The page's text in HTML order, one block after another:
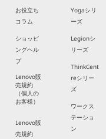
お役立ち
コラム
ショッピ
ングヘル
プ
Lenovo販
売規約
（個人の
お客様）
Lenovo販
売規約
Yogaシリ
ーズ
Legionシ
リーズ
ThinkCent
reシリー
ズ
ワークス
テーショ
ン